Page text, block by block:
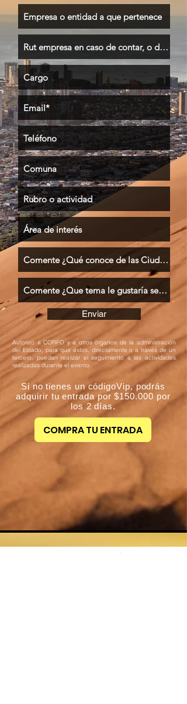
Enviar
Autorizo a CORFO y a otros órganos de la administración
del Estado, para que éstos, directamente o a través de un
tercero, puedan realizar el seguimiento a las actividades
realizadas durante el evento.
Si no tienes un códigoVip, podrás
adquirir tu entrada por $150.000 por
los 2 días.
COMPRA TU ENTRADA